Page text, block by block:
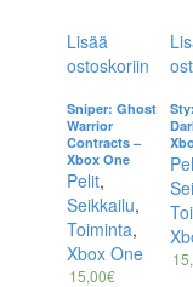
Lisää
ostoskoriin
Sniper: Ghost
Warrior
Contracts –
Xbox One
Pelit,
Seikkailu,
Toiminta,
Xbox One
15,00€